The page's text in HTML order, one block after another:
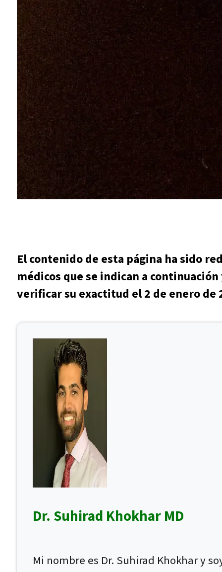
El contenido de esta página ha sido
médicos que se indican a
verificar su exactitud el 2 de enero de
Dr. Suhirad Khokhar MD
Mi nombre es Dr. Suhirad Khokhar y